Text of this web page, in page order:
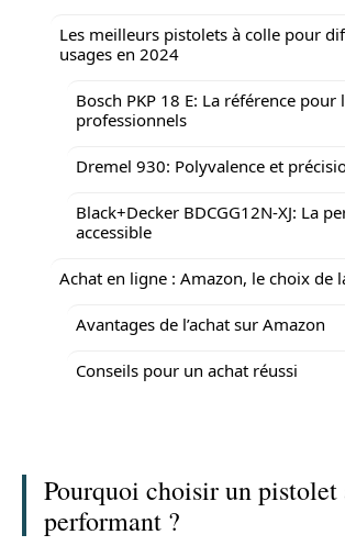
Les meilleurs pistolets à colle pour
usages en 2024
Bosch PKP 18 E: La référence pour
professionnels
Dremel 930: Polyvalence et
Black+Decker BDCGG12N-XJ: La
accessible
Achat en ligne : Amazon, le choix de
Avantages de l’achat sur Amazon
Conseils pour un achat réussi
Pourquoi choisir un pistolet
performant ?